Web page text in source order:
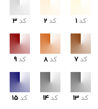
کد 1 کد 2 کد 3
کد 7 کد 8 کد 9
کد 13 کد 14 کد 15